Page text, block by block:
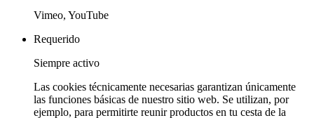
Vimeo, YouTube
Requerido
Siempre activo
Las cookies técnicamente necesarias garantizan únicamente
las funciones básicas de nuestro sitio web. Se utilizan, por
ejemplo, para permitirte reunir productos en tu cesta de la